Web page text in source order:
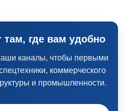
там, где вам удобно
каналы, чтобы первыми
коммерческого
и промышленности.